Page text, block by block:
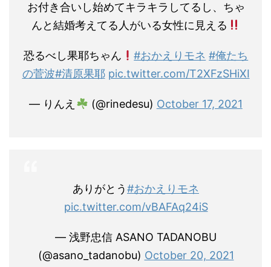
お付き合いし始めてキラキラしてるし、ちゃ
んと結婚考えてる人がいる女性に見える
恐るべし果耶ちゃん #おかえりモネ #俺たち
の菅波#清原果耶 pic.twitter.com/T2XFzSHiXI
— りんえ (@rinedesu) October 17, 2021
ありがとう#おかえりモネ
pic.twitter.com/vBAFAq24iS
— 浅野忠信 ASANO TADANOBU
(@asano_tadanobu) October 20, 2021